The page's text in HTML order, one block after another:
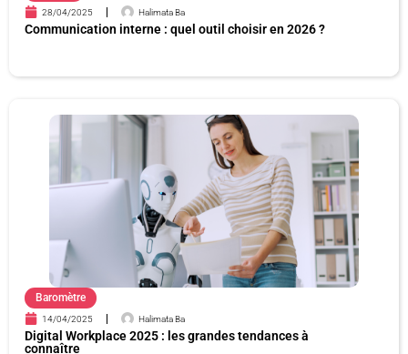
28/04/2025 Halimata Ba
Communication interne : quel outil choisir en 2026 ?
Baromètre
14/04/2025 Halimata Ba
Digital Workplace 2025 : les grandes tendances à
connaître